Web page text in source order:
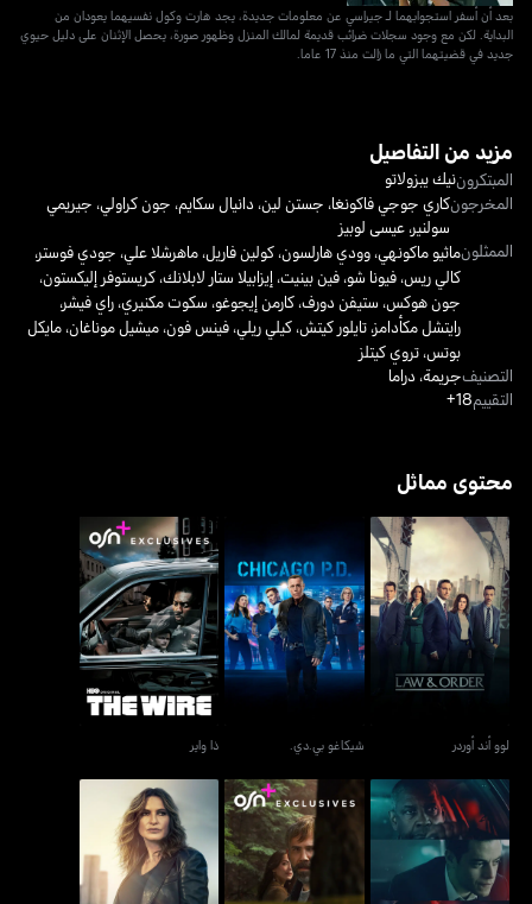
بعد أن أسفر استجوابهما لـ جيراسي عن معلومات جديدة، يجد هارت وكول نفسيهما يعودان من
البداية. لكن مع وجود سجلات ضرائب قديمة لمالك المنزل وظهور صورة، يحصل الإثنان على دليل حيوي
جديد في قضيتهما التي ما زالت منذ 17 عاما.
مزيد من التفاصيل
المبتكروننيك يبزولاتو
المخرجونكاري جوجي فاكونغا، جستن لين، دانيال سكايم، جون كراولي، جيريمي
سولنير،عيسى لوبيز
الممثلونماثيو ماكونهي،وودي هارلسون،كولين فاريل،ماهرشلا علي، جودي فوستر،
كالي ريس،فيونا شو،فين بينيت، إيزابيلا ستار لابلانك،كريستوفر إليكستون،
جون هوكس، ستيفن دورف،كارمن إيجوغو، سكوت مكنيري،راي فيشر،
رايتشل مكأدامز،تايلور كيتش،كيلي ريلي،فينس فون،ميشيل موناغان،مايكل
بوتس،تروي كيتلز
التصنيفجريمة، دراما
التقييم18+
محتوى مماثل
لوو أند أوردر
لوو أند أوردر
شيكاغو بي.دي.
شيكاغو بي.دي.
ذا واير
ذا واير
ذا ليتل ثينغز ميردر إن أيه سمول تاون
لوو أند أوردر: سبيشال
فيكتمز يونيت